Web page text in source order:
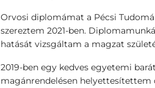
Orvosi diplomámat a Pécsi
szereztem 2021-ben.
hatását vizsgáltam a magzat
2019-ben egy kedves egyetemi
magánrendelésen helyettesítettem